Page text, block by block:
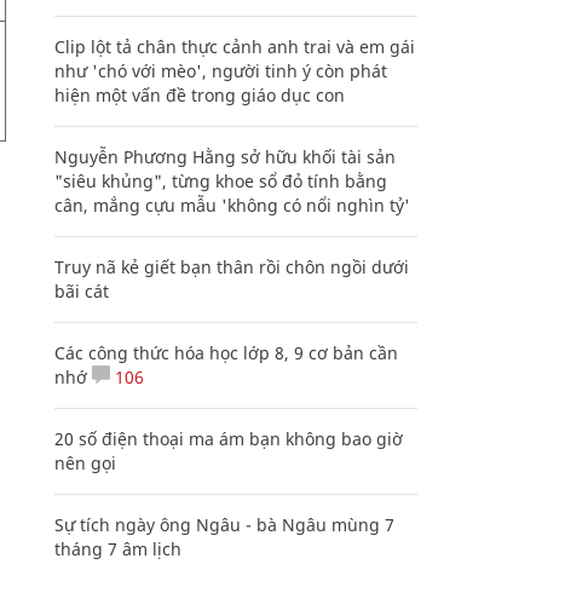
Clip lột tả chân thực cảnh anh trai và em gái
như 'chó với mèo', người tinh ý còn phát
hiện một vấn đề trong giáo dục con
Nguyễn Phương Hằng sở hữu khối tài sản
"siêu khủng", từng khoe sổ đỏ tính bằng
cân, mắng cựu mẫu 'không có nổi nghìn tỷ'
Truy nã kẻ giết bạn thân rồi chôn ngồi dưới
bãi cát
Các công thức hóa học lớp 8, 9 cơ bản cần
nhớ
106
20 số điện thoại ma ám bạn không bao giờ
nên gọi
Sự tích ngày ông Ngâu - bà Ngâu mùng 7
tháng 7 âm lịch